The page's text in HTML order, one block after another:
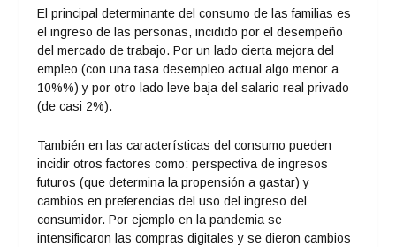
El principal determinante del consumo de las familias es
el ingreso de las personas, incidido por el desempeño
del mercado de trabajo. Por un lado cierta mejora del
empleo (con una tasa desempleo actual algo menor a
10%%) y por otro lado leve baja del salario real privado
(de casi 2%).
También en las características del consumo pueden
incidir otros factores como: perspectiva de ingresos
futuros (que determina la propensión a gastar) y
cambios en preferencias del uso del ingreso del
consumidor. Por ejemplo en la pandemia se
intensificaron las compras digitales y se dieron cambios